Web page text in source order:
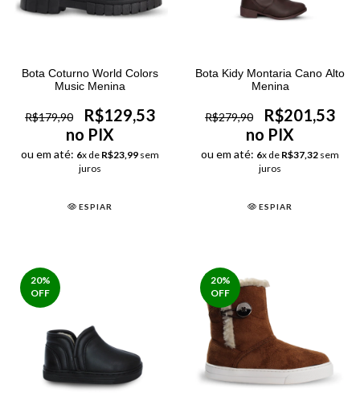
Bota Coturno World Colors
Music Menina
R$179,90
R$129,53
no PIX
ou em até: 6x de R$23,99 sem
juros
ESPIAR
Bota Kidy Montaria Cano Alto
Menina
R$279,90
R$201,53
no PIX
ou em até: 6x de R$37,32 sem
juros
ESPIAR
20%
OFF
20%
OFF